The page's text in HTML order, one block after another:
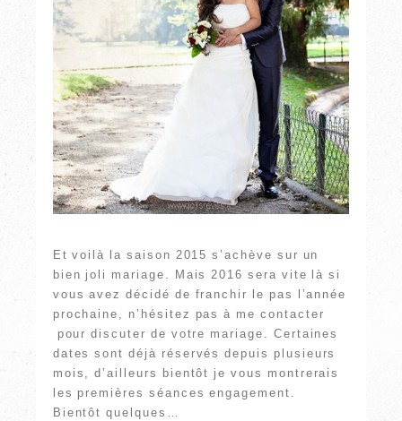
Et voilà la saison 2015 s’achève sur un
bien joli mariage. Mais 2016 sera vite là si
vous avez décidé de franchir le pas l’année
prochaine, n’hésitez pas à me contacter
pour discuter de votre mariage. Certaines
dates sont déjà réservés depuis plusieurs
mois, d’ailleurs bientôt je vous montrerais
les premières séances engagement.
Bientôt quelques…